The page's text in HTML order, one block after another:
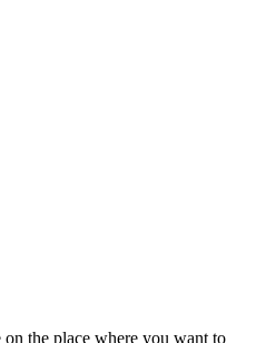
the place where you want to